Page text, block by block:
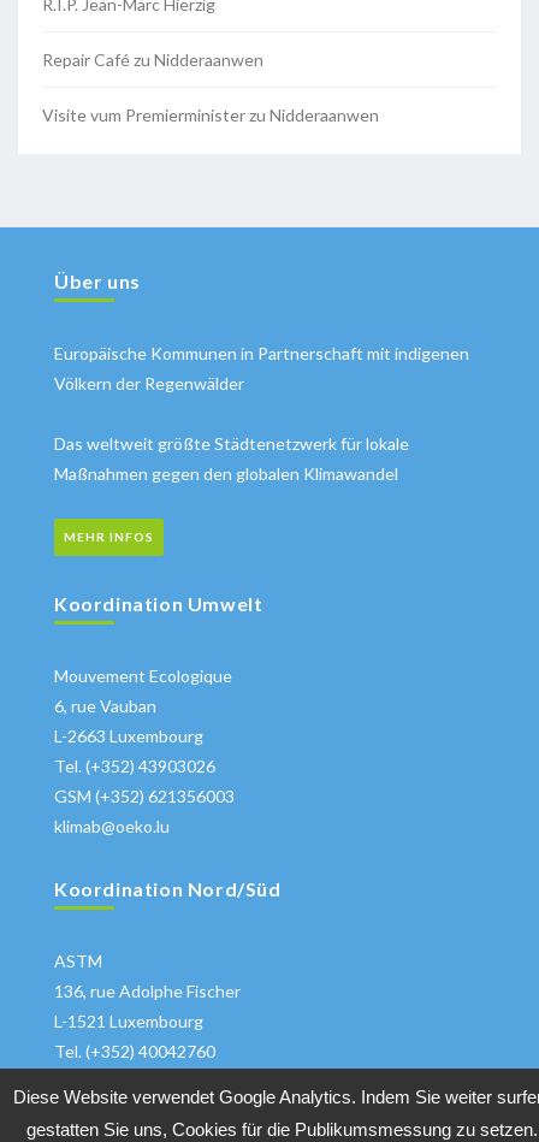
R.I.P. Jean-Marc Hierzig
Repair Café zu Nidderaanwen
Visite vum Premierminister zu Nidderaanwen
Über uns
Europäische Kommunen in Partnerschaft mit indigenen
Völkern der Regenwälder
Das weltweit größte Städtenetzwerk für lokale
Maßnahmen gegen den globalen Klimawandel
MEHR INFOS
Koordination Umwelt
Mouvement Ecologique
6, rue Vauban
L-2663 Luxembourg
Tel. (+352) 43903026
GSM (+352) 621356003
klimab@oeko.lu
Koordination Nord/Süd
ASTM
136, rue Adolphe Fischer
L-1521 Luxembourg
Tel. (+352) 40042760
Diese Website verwendet Google Analytics. Indem Sie weiter
gestatten Sie uns, Cookies für die Publikumsmessung zu setzen.